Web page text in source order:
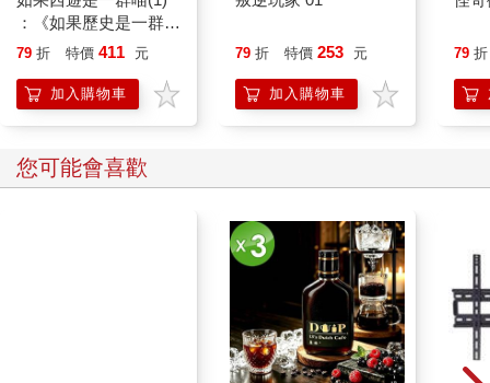
：《如果歷史是一群
喵》作者最新力作，附
79 折 特價 411 元
加入購物車
79 折 特價 253 元
加入購物車
79 折
您可能會喜歡